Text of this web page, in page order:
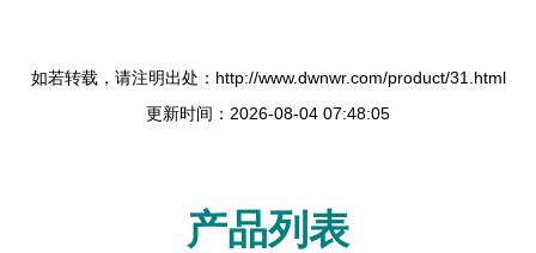
如若转载，请注明出处：http://www.dwnwr.com/product/31.html
更新时间：2026-08-04 07:48:05
产品列表